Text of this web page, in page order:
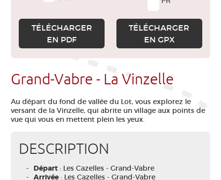
TÉLÉCHARGER
EN PDF
TÉLÉCHARGER
EN GPX
Grand-Vabre - La Vinzelle
Au départ du fond de vallée du Lot, vous explorez le
versant de la Vinzelle, qui abrite un village aux points de
vue qui vous en mettent plein les yeux.
DESCRIPTION
Départ : Les Cazelles - Grand-Vabre
Arrivée : Les Cazelles - Grand-Vabre